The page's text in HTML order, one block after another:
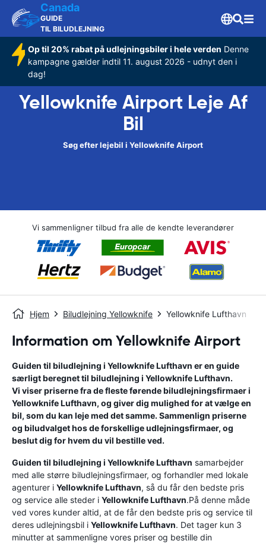
Canada
GUIDE
TIL BILUDLEJNING
Op til 20% rabat på udlejningsbiler i hele verden Denne
kampagne gælder indtil 11. august 2026 - udnyt den i
dag!
Yellowknife Airport Leje Af
Bil
Søg efter lejebil i Yellowknife Airport
Vi sammenligner tilbud fra alle de kendte leverandører
Hjem Biludlejning Yellowknife Yellowknife Lufthavn
Information om Yellowknife Airport
Guiden til biludlejning i Yellowknife Lufthavn er en guide
særligt beregnet til biludlejning i Yellowknife Lufthavn.
Vi viser priserne fra de fleste førende biludlejningsfirmaer i
Yellowknife Lufthavn, og giver dig mulighed for at vælge en
bil, som du kan leje med det samme. Sammenlign priserne
og biludvalget hos de forskellige udlejningsfirmaer, og
beslut dig for hvem du vil bestille ved.
Guiden til biludlejning i Yellowknife Lufthavn samarbejder
med alle større biludlejningsfirmaer, og forhandler med lokale
agenturer i Yellowknife Lufthavn, så du får den bedste pris
og service alle steder i Yellowknife Lufthavn.På denne måde
ved vores kunder altid, at de får den bedste pris og service til
deres udlejningsbil i Yellowknife Lufthavn. Det tager kun 3
minutter at sammenligne vores priser og bestille din